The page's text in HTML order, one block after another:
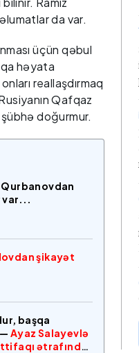
da var.
üçün qəbul
həyata
reallaşdırmaq
Qafqaz
doğurmur.
Qurbanovdan
var...
şikayət
başqa
Ayaz Salayevlə
ətrafında